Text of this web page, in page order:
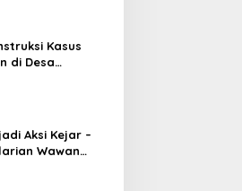
Kasus
di Desa
Peragakan 18
Aksi Kejar –
Wawan
Tim